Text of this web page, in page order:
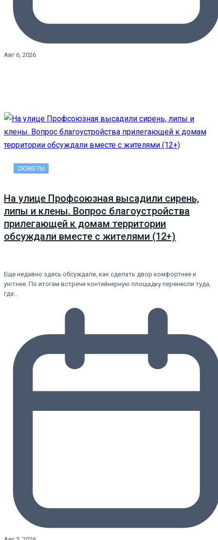
Авг 6, 2026
СЮЖЕТЫ
На улице Профсоюзная высадили сирень,
липы и клены. Вопрос благоустройства
прилегающей к домам территории
обсуждали вместе с жителями (12+)
Еще недавно здесь обсуждали, как сделать двор комфортнее и
уютнее. По итогам встречи контейнерную площадку перенесли туда,
где…